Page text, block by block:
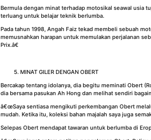
Bermula dengan minat terhadap motosikal seawal usia
terluang untuk belajar teknik berlumba.
Pada tahun 1998, Angah Faiz tekad membeli sebuah
memusnahkan harapan untuk memulakan perjalanan
Prix.â€
MINAT GILER DENGAN OBERT
Bercakap tentang idolanya, dia begitu meminati Obert
dia bersama pasukan Ah Hong dan melihat sendiri
â€œSaya sentiasa mengikuti perkembangan Obert
mudah. Ketika itu, koleksi bahan majalah saya juga
Selepas Obert mendapat tawaran untuk berlumba di